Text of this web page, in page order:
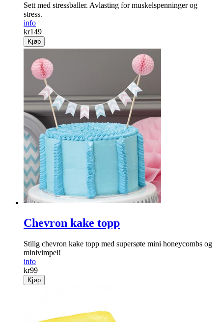
Sett med stressballer. Avlasting for muskelspenninger og
stress.
info
kr149
Kjøp
Chevron kake topp
Stilig chevron kake topp med supersøte mini honeycombs og
minivimpel!
info
kr99
Kjøp